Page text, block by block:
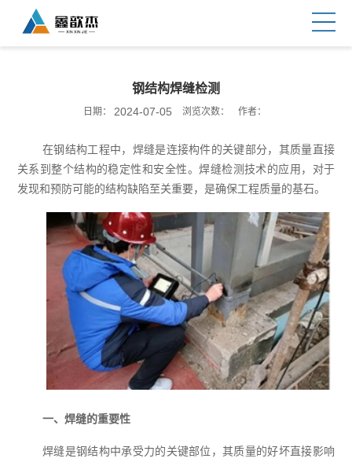
钢结构焊缝检测
日期： 2024-07-05 浏览次数： 作者：
在钢结构工程中，焊缝是连接构件的关键部分，其质量直接
关系到整个结构的稳定性和安全性。焊缝检测技术的应用，对于
发现和预防可能的结构缺陷至关重要，是确保工程质量的基石。
一、焊缝的重要性
焊缝是钢结构中承受力的关键部位，其质量的好坏直接影响